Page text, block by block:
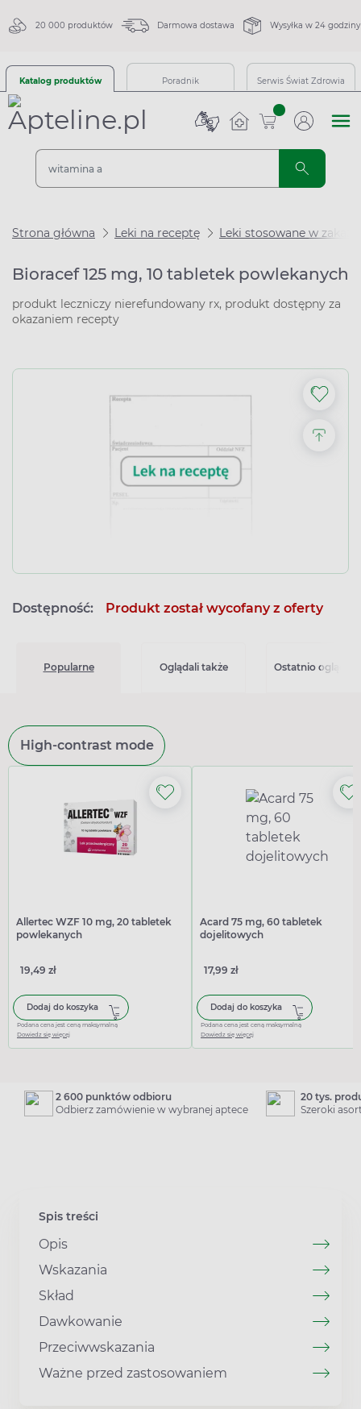
20 000 produktów Darmowa dostawa Wysyłka w 24 godziny
Katalog produktów Poradnik Serwis Świat Zdrowia
sztuk
Strona główna Leki na receptę Leki stosowane w
Bioracef 125 mg, 10 tabletek powlekanych
produkt leczniczy nierefundowany rx, produkt dostępny za
okazaniem recepty
Dostępność: Produkt został wycofany z oferty
Popularne Oglądali także Ostatnio
High-contrast mode
Allertec WZF 10 mg, 20 tabletek
powlekanych
19,49 zł
Dodaj do koszyka
Podana cena jest ceną maksymalną
Dowiedz się więcej
Acard 75 mg, 60 tabletek
dojelitowych
17,99 zł
Dodaj do koszyka
Podana cena jest ceną maksymalną
Dowiedz się więcej
2 600 punktów odbioru
Odbierz zamówienie w wybranej aptece
20 tys.
Szeroki
Spis treści
Opis
Wskazania
Skład
Dawkowanie
Przeciwwskazania
Ważne przed zastosowaniem